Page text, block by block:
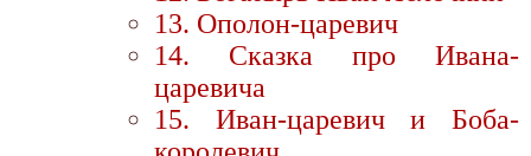
13. Ополон-царевич
14. Сказка про Ивана-
царевича
15. Иван-царевич и Боба-